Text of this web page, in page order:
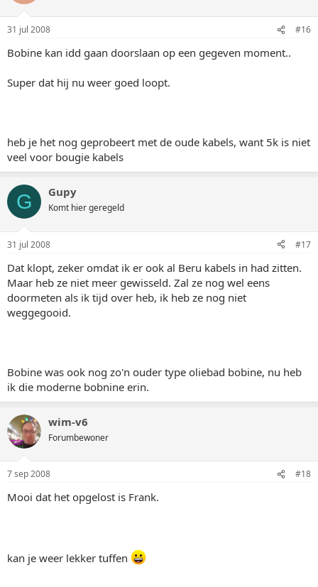
31 jul 2008 #16
Bobine kan idd gaan doorslaan op een gegeven moment..
Super dat hij nu weer goed loopt.
heb je het nog geprobeert met de oude kabels, want 5k is niet
veel voor bougie kabels
G Gupy
Komt hier geregeld
31 jul 2008 #17
Dat klopt, zeker omdat ik er ook al Beru kabels in had zitten.
Maar heb ze niet meer gewisseld. Zal ze nog wel eens
doormeten als ik tijd over heb, ik heb ze nog niet
weggegooid.
Bobine was ook nog zo'n ouder type oliebad bobine, nu heb
ik die moderne bobnine erin.
wim-v6
Forumbewoner
7 sep 2008 #18
Mooi dat het opgelost is Frank.
kan je weer lekker tuffen